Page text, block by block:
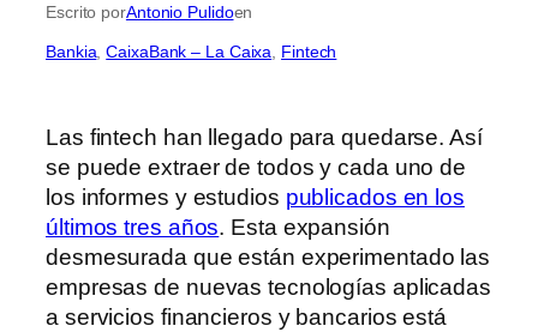
Escrito porAntonio Pulidoen
Bankia , CaixaBank – La Caixa Fintech
Las fintech han llegado para quedarse. Así
se puede extraer de todos y cada uno de
los informes y estudios publicados en los
últimos tres años. Esta expansión
desmesurada que están experimentado las
empresas de nuevas tecnologías aplicadas
a servicios financieros y bancarios está